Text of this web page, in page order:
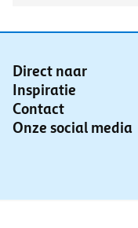
Direct naar
Inspiratie
Contact
Onze social media